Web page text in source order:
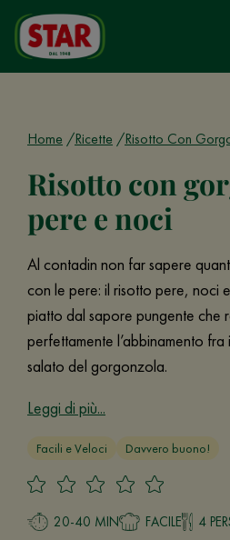
Home Ricette Risotto Con
Risotto con
pere e noci
Al contadin non far sapere
con le pere: il risotto pere, noci
piatto dal sapore pungente che
perfettamente l’abbinamento
salato del gorgonzola.
Leggi di più...
Facili e Veloci Davvero buono!
20-40 MIN FACILE 4